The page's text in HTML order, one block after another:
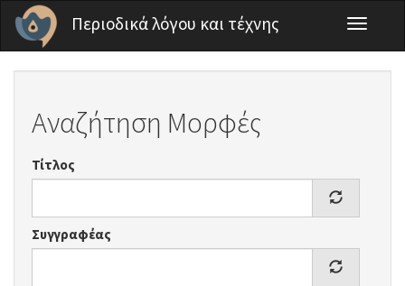
Παράκαμψη προς το κυρίως περιεχόμενο
Περιοδικά λόγου και τέχνης
Toggle
Αναζήτηση Μορφές
Τίτλος
Συγγραφέας